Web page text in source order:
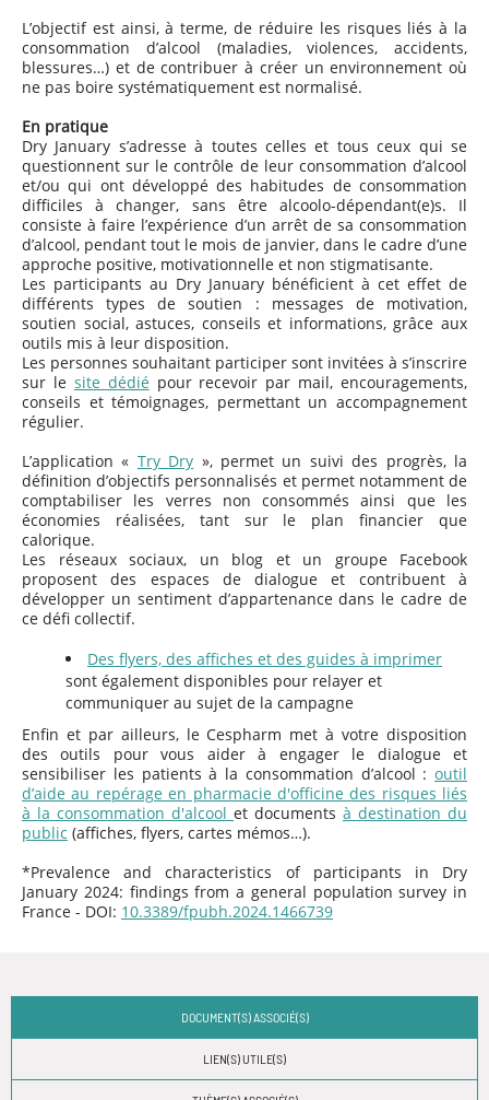
L’objectif est ainsi, à terme, de réduire les risques liés à la
consommation d’alcool (maladies, violences, accidents,
blessures…) et de contribuer à créer un environnement où
ne pas boire systématiquement est normalisé.
En pratique
Dry January s’adresse à toutes celles et tous ceux qui se
questionnent sur le contrôle de leur consommation d’alcool
et/ou qui ont développé des habitudes de consommation
difficiles à changer, sans être alcoolo-dépendant(e)s. Il
consiste à faire l’expérience d’un arrêt de sa consommation
d’alcool, pendant tout le mois de janvier, dans le cadre d’une
approche positive, motivationnelle et non stigmatisante.
Les participants au Dry January bénéficient à cet effet de
différents types de soutien : messages de motivation,
soutien social, astuces, conseils et informations, grâce aux
outils mis à leur disposition.
Les personnes souhaitant participer sont invitées à s’inscrire
sur le site dédié pour recevoir par mail, encouragements,
conseils et témoignages, permettant un accompagnement
régulier.
L’application « Try Dry », permet un suivi des progrès, la
définition d’objectifs personnalisés et permet notamment de
comptabiliser les verres non consommés ainsi que les
économies réalisées, tant sur le plan financier que
calorique.
Les réseaux sociaux, un blog et un groupe Facebook
proposent des espaces de dialogue et contribuent à
développer un sentiment d’appartenance dans le cadre de
ce défi collectif.
Des flyers, des affiches et des guides à imprimer
sont également disponibles pour relayer et
communiquer au sujet de la campagne
Enfin et par ailleurs, le Cespharm met à votre disposition
des outils pour vous aider à engager le dialogue et
sensibiliser les patients à la consommation d’alcool : outil
d’aide au repérage en pharmacie d'officine des risques liés
à la consommation d'alcool et documents à destination du
public (affiches, flyers, cartes mémos…).
*Prevalence and characteristics of participants in Dry
January 2024: findings from a general population survey in
France - DOI: 10.3389/fpubh.2024.1466739
DOCUMENT(S) ASSOCIÉ(S)
LIEN(S) UTILE(S)